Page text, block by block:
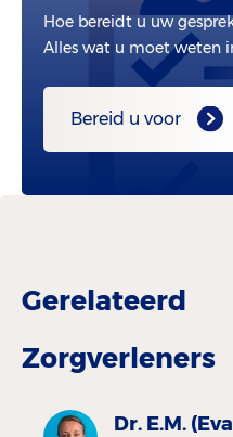
Hoe bereidt u uw
Alles wat u moet weten
Bereid u voor
Gerelateerd
Zorgverleners
Dr. E.M.